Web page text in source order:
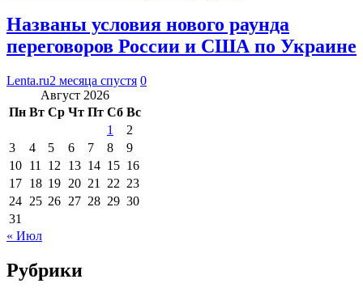
Названы условия нового раунда
переговоров России и США по Украине
Lenta.ru2 месяца спустя 0
Август 2026
Пн Вт Ср Чт Пт Сб Вс
1
2
3
4 5 6 7 8
9
10 11 12 13 14 15 16
17 18 19 20 21 22 23
24 25 26 27 28 29 30
31
« Июл
Рубрики